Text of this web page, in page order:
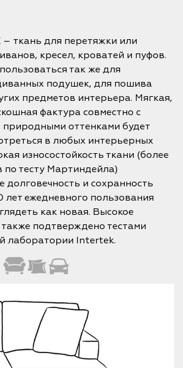
ткань для перетяжки или
кресел, кроватей и пуфов.
так же для
подушек, для пошива
предметов интерьера. Мягкая,
фактура совместно с
оттенками будет
в любых интерьерных
износостойкость ткани (более
по тесту Мартиндейла)
долговечность и сохранность
лет ежедневного пользования
как новая. Высокое
также подтверждено тестами
лаборатории Intertek.